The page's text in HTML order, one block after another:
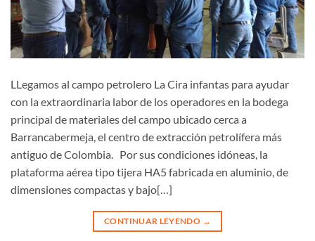
LLegamos al campo petrolero La Cira infantas para ayudar
con la extraordinaria labor de los operadores en la bodega
principal de materiales del campo ubicado cerca a
Barrancabermeja, el centro de extracción petrolífera más
antiguo de Colombia. Por sus condiciones idóneas, la
plataforma aérea tipo tijera HA5 fabricada en aluminio, de
dimensiones compactas y bajo[…]
CONTINUAR LEYENDO →